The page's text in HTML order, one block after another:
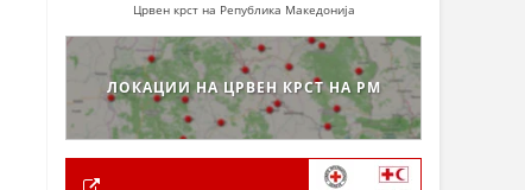
Црвен крст на Република Македонија
ЛОКАЦИИ НА ЦРВЕН КРСТ НА РМ